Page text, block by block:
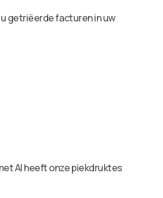
getriëerde facturen in uw
AI heeft onze piekdruktes